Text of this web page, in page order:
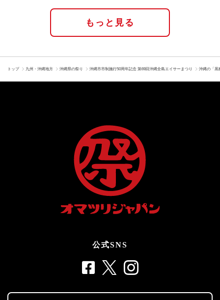
もっと見る
トップ 九州・沖縄地方 沖縄県の祭り 沖縄市市制施行50周年記念 第69回沖縄全島エイサーまつり 沖縄の「黒
公式SNS